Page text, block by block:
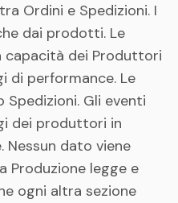
Ordini e Spedizioni. I
dai prodotti. Le
capacità dei Produttori
di performance. Le
Gli eventi
dei produttori in
Nessun dato viene
Produzione legge e
ogni altra sezione